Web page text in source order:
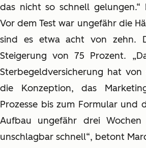
das nicht so schnell
Vor dem Test war ungefähr die
sind es etwa acht von zehn.
Steigerung von 75 Prozent.
Sterbegeldversicherung hat
die Konzeption, das
Prozesse bis zum Formular und
Aufbau ungefähr drei
unschlagbar schnell“, betont